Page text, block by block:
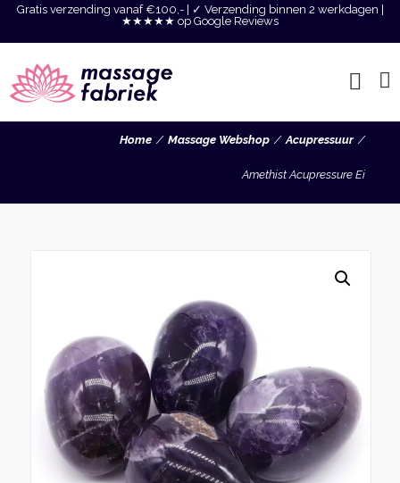
Gratis verzending vanaf €100,- | ✓ Verzending binnen 2 werkdagen |
★★★★★ op Google Reviews
Home Massage Webshop Acupressuur
Amethist Acupressure Ei